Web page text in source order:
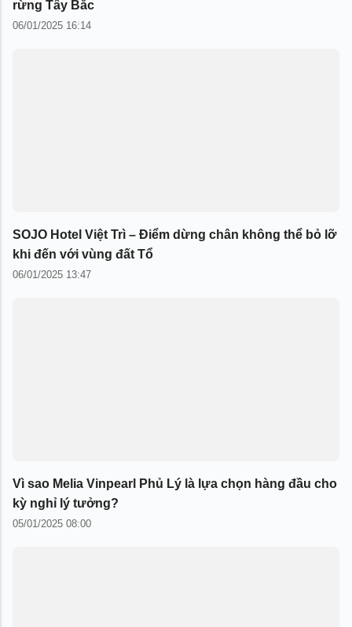
rừng Tây Bắc
06/01/2025 16:14
SOJO Hotel Việt Trì – Điểm dừng chân không thể bỏ lỡ
khi đến với vùng đất Tổ
06/01/2025 13:47
Vì sao Melia Vinpearl Phủ Lý là lựa chọn hàng đầu cho
kỳ nghỉ lý tưởng?
05/01/2025 08:00